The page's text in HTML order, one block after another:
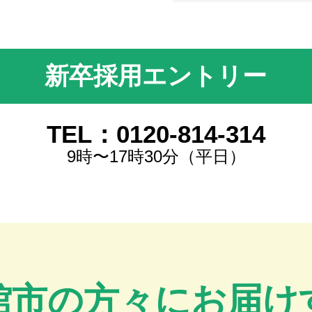
新卒採用エントリー
TEL：0120-814-314
9時〜17時30分（平日）
市の方々にお届け